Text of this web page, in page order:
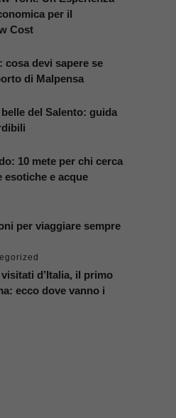
per il
Cost
cosa devi sapere se
di Malpensa
del Salento: guida
10 mete per chi cerca
esotiche e acque
per viaggiare sempre
d’Italia, il primo
ecco dove vanno i